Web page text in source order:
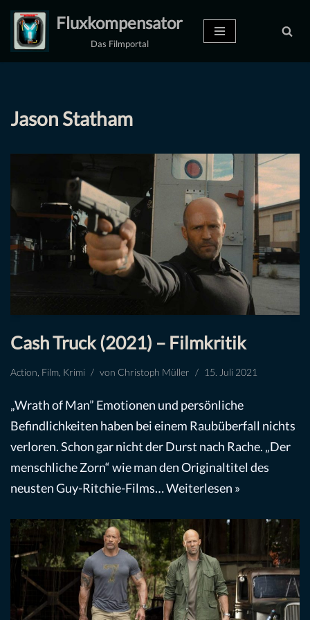
Zum
Inhalt
Fluxkompensator
Das Filmportal
Jason Statham
Cash Truck (2021) – Filmkritik
Action Film Krimi von Christoph Müller 15. Juli 2021
„Wrath of Man” Emotionen und persönliche
Befindlichkeiten haben bei einem Raubüberfall nichts
verloren. Schon gar nicht der Durst nach Rache. „Der
menschliche Zorn“ wie man den Originaltitel des
neusten Guy-Ritchie-Films…Weiterlesen »